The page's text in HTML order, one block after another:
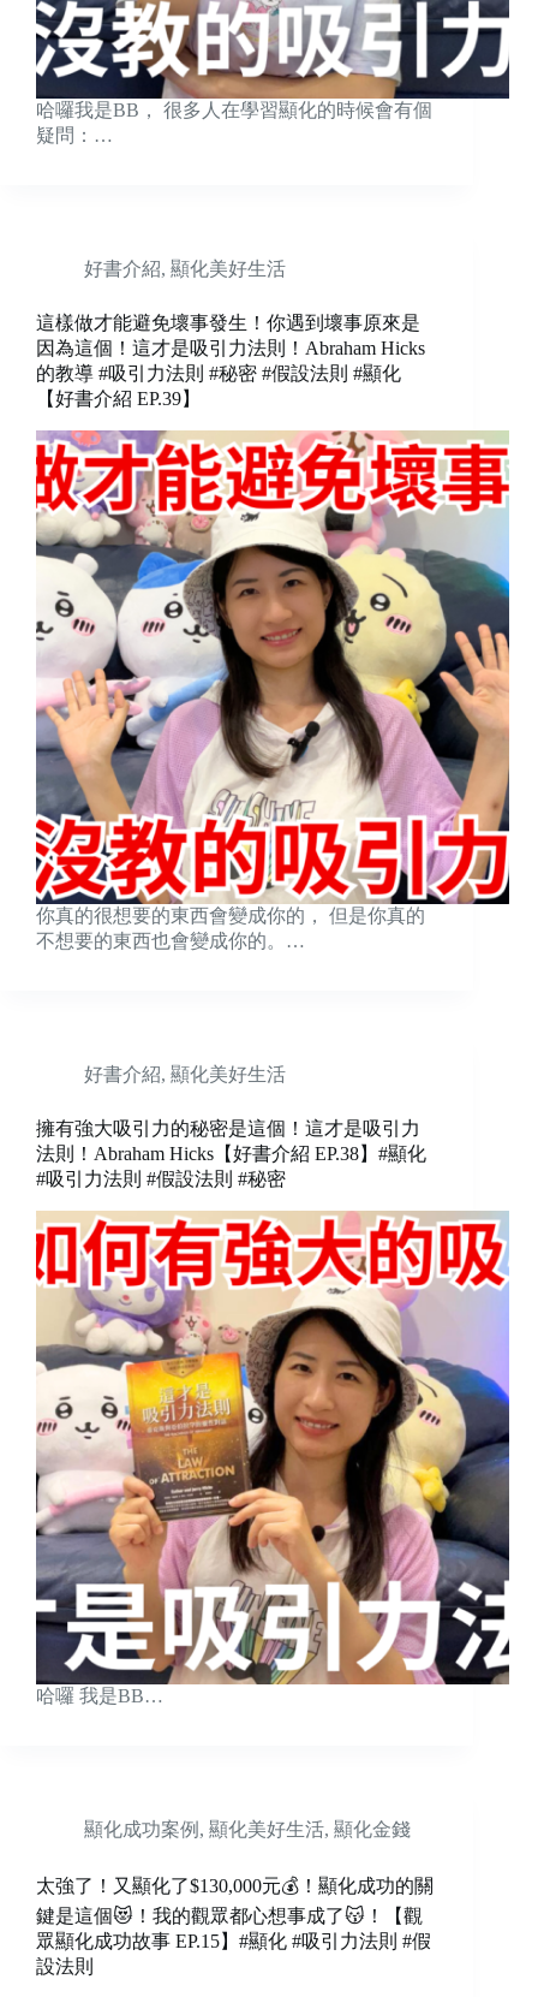
哈囉我是BB， 很多人在學習顯化的時候會有個
疑問：…
好書介紹, 顯化美好生活
這樣做才能避免壞事發生！你遇到壞事原來是
因為這個！這才是吸引力法則！Abraham Hicks
的教導 #吸引力法則 #秘密 #假設法則 #顯化
【好書介紹 EP.39】
你真的很想要的東西會變成你的， 但是你真的
不想要的東西也會變成你的。…
好書介紹, 顯化美好生活
擁有強大吸引力的秘密是這個！這才是吸引力
法則！Abraham Hicks【好書介紹 EP.38】#顯化
#吸引力法則 #假設法則 #秘密
哈囉 我是BB…
顯化成功案例 , 顯化美好生活, 顯化金錢
太強了！又顯化了$130,000元💰！顯化成功的關
鍵是這個😻！我的觀眾都心想事成了😽！【觀
眾顯化成功故事 EP.15】#顯化 #吸引力法則 #假
設法則